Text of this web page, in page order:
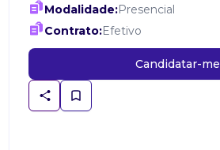
Modalidade:Presencial
Contrato:Efetivo
Candidatar-me